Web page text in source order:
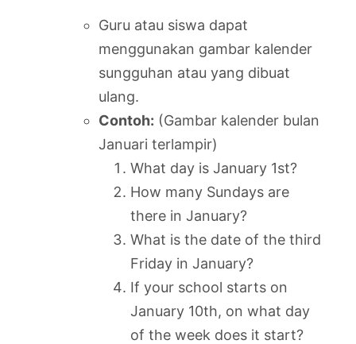
Guru atau siswa dapat
menggunakan gambar kalender
sungguhan atau yang dibuat
ulang.
Contoh: (Gambar kalender bulan
Januari terlampir)
What day is January 1st?
How many Sundays are
there in January?
What is the date of the third
Friday in January?
If your school starts on
January 10th, on what day
of the week does it start?